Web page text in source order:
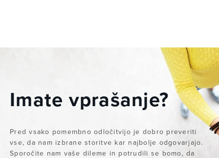
Imate vprašanje?
Pred vsako pomembno odločitvijo je dobro preveriti
vse, da nam izbrane storitve kar najbolje odgovarjajo.
Sporočite nam vaše dileme in potrudili se bomo, da